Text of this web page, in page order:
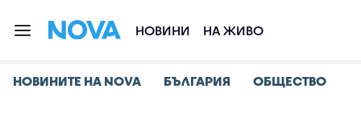
НОВИНИ НА ЖИВО
НОВИНИТЕ НА NOVA БЪЛГАРИЯ ОБЩЕСТВО